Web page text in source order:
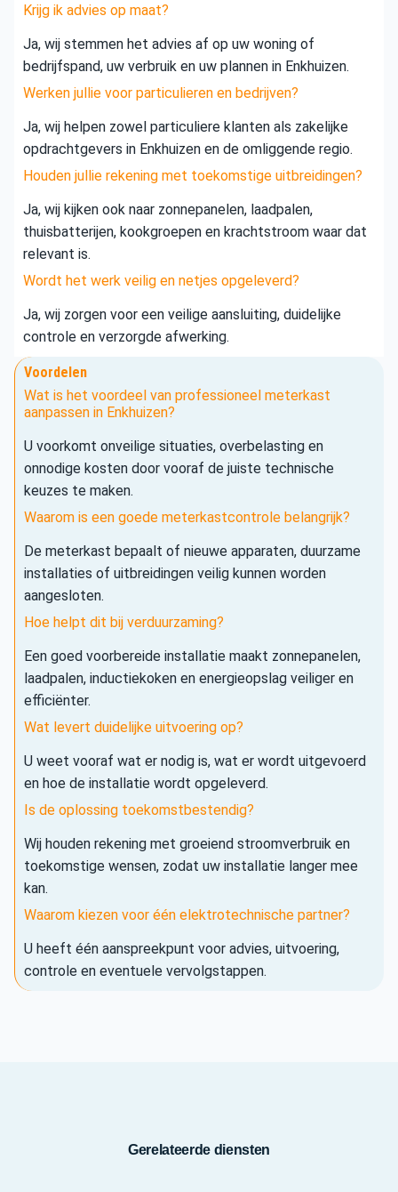
Krijg ik advies op maat?
Ja, wij stemmen het advies af op uw woning of
bedrijfspand, uw verbruik en uw plannen in Enkhuizen.
Werken jullie voor particulieren en bedrijven?
Ja, wij helpen zowel particuliere klanten als zakelijke
opdrachtgevers in Enkhuizen en de omliggende regio.
Houden jullie rekening met toekomstige uitbreidingen?
Ja, wij kijken ook naar zonnepanelen, laadpalen,
thuisbatterijen, kookgroepen en krachtstroom waar dat
relevant is.
Wordt het werk veilig en netjes opgeleverd?
Ja, wij zorgen voor een veilige aansluiting, duidelijke
controle en verzorgde afwerking.
Voordelen
Wat is het voordeel van professioneel meterkast
aanpassen in Enkhuizen?
U voorkomt onveilige situaties, overbelasting en
onnodige kosten door vooraf de juiste technische
keuzes te maken.
Waarom is een goede meterkastcontrole belangrijk?
De meterkast bepaalt of nieuwe apparaten, duurzame
installaties of uitbreidingen veilig kunnen worden
aangesloten.
Hoe helpt dit bij verduurzaming?
Een goed voorbereide installatie maakt zonnepanelen,
laadpalen, inductiekoken en energieopslag veiliger en
efficiënter.
Wat levert duidelijke uitvoering op?
U weet vooraf wat er nodig is, wat er wordt uitgevoerd
en hoe de installatie wordt opgeleverd.
Is de oplossing toekomstbestendig?
Wij houden rekening met groeiend stroomverbruik en
toekomstige wensen, zodat uw installatie langer mee
kan.
Waarom kiezen voor één elektrotechnische partner?
U heeft één aanspreekpunt voor advies, uitvoering,
controle en eventuele vervolgstappen.
Gerelateerde diensten